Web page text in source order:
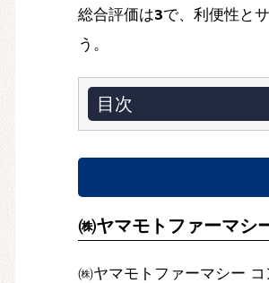
総合評価は3で、利便性と
う。
目次
㈱ヤマモトファーマシ
㈱ヤマモトファーマシー コ